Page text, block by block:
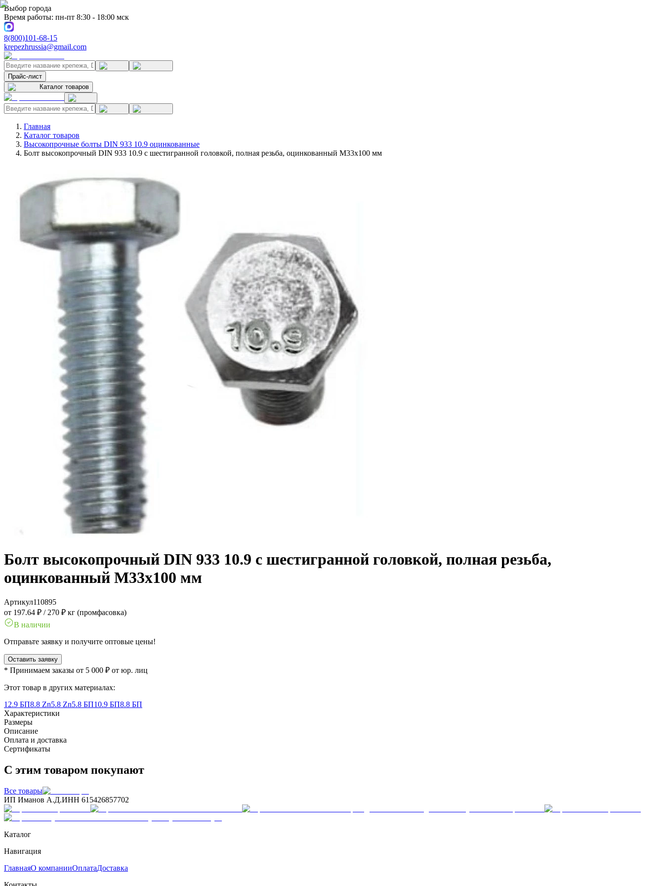
Выбор города
Время работы: пн-пт 8:30 - 18:00 мск
8(800)101-68-15
krepezhrussia@gmail.com
Прайс-лист
Каталог товаров
Главная
Каталог товаров
Высокопрочные болты DIN 933 10.9 оцинкованные
Болт высокопрочный DIN 933 10.9 с шестигранной головкой, полная резьба, оцинкованный M33x100 мм
Болт высокопрочный DIN 933 10.9 с шестигранной головкой, полная резьба,
оцинкованный M33x100 мм
Артикул110895
от 197.64 ₽ / 270 ₽ кг (промфасовка)
В наличии
Отправьте заявку и получите оптовые цены!
Оставить заявку
* Принимаем заказы от 5 000 ₽ от юр. лиц
Этот товар в других материалах:
12.9 БП8.8 Zn5.8 Zn5.8 БП10.9 БП8.8 БП
Характеристики
Размеры
Описание
Оплата и доставка
Сертификаты
С этим товаром покупают
Все товары
ИП Иманов А.Д.ИНН 615426857702
Каталог
Навигация
ГлавнаяО компанииОплатаДоставка